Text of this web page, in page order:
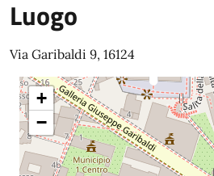
Luogo
Via Garibaldi 9, 16124
+
−